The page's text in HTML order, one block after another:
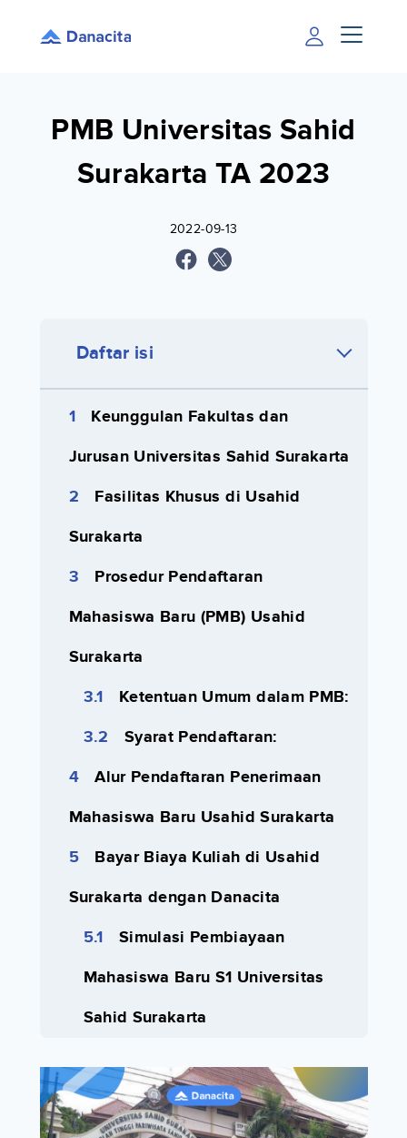
PMB Universitas Sahid
Surakarta TA 2023
2022-09-13
Daftar isi
Keunggulan Fakultas dan
Jurusan Universitas Sahid Surakarta
Fasilitas Khusus di Usahid
Surakarta
Prosedur Pendaftaran
Mahasiswa Baru (PMB) Usahid
Surakarta
Ketentuan Umum dalam PMB:
Syarat Pendaftaran:
Alur Pendaftaran Penerimaan
Mahasiswa Baru Usahid Surakarta
Bayar Biaya Kuliah di Usahid
Surakarta dengan Danacita
Simulasi Pembiayaan
Mahasiswa Baru S1 Universitas
Sahid Surakarta